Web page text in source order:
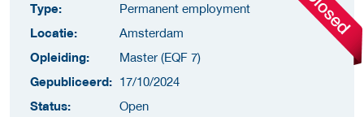
Type:
Permanent employment
Locatie:
Amsterdam
Opleiding:
Master (EQF 7)
Gepubliceerd: 17/10/2024
Status:
Open